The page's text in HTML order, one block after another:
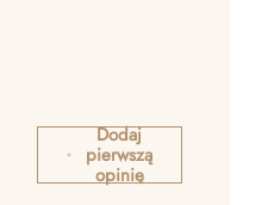
Dodaj
pierwszą
opinię